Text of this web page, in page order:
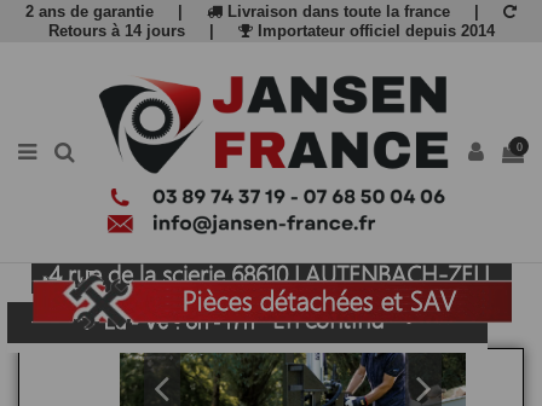
2 ans de garantie | Livraison dans toute la france
|
Retours à 14 jours
| Importateur officiel depuis 2014
0
Importateur officiel Jansen